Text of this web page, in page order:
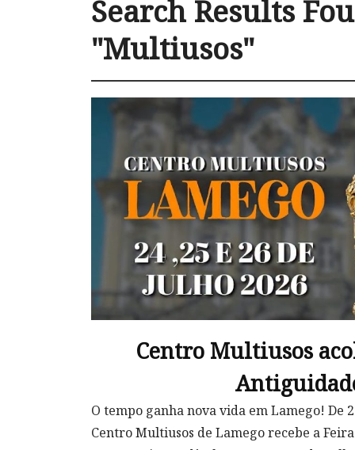
Search Results
"Multiusos"
Centro Multiusos
O tempo ganha nova vida em Lamego! De
Centro Multiusos de Lamego recebe a